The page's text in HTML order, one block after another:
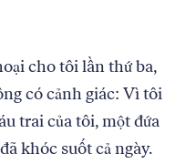
cho tôi lần thứ ba,
có cảnh giác: Vì tôi
trai của tôi, một đứa
khóc suốt cả ngày.